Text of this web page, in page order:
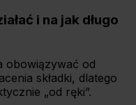
i na jak długo
obowiązywać od
składki, dlatego
„od ręki”.